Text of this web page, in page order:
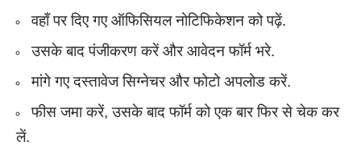
वहाँ पर दिए गए ऑफिसियल नोटिफिकेशन को पढ़ें.
उसके बाद पंजीकरण करें और आवेदन फॉर्म भरे.
मांगे गए दस्तावेज सिग्नेचर और फोटो अपलोड करें.
फीस जमा करें, उसके बाद फॉर्म को एक बार फिर से चेक कर
लें.